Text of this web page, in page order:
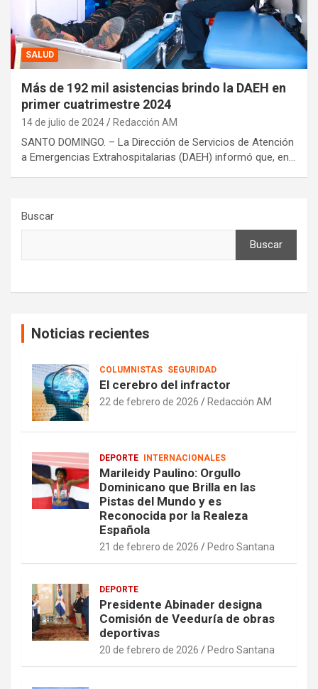
SALUD
Más de 192 mil asistencias brindo la DAEH en
primer cuatrimestre 2024
14 de julio de 2024 Redacción AM
SANTO DOMINGO. – La Dirección de Servicios de Atención
a Emergencias Extrahospitalarias (DAEH) informó que, en…
Buscar
Buscar
Noticias recientes
COLUMNISTAS SEGURIDAD
El cerebro del infractor
22 de febrero de 2026 Redacción AM
DEPORTE INTERNACIONALES
Marileidy Paulino: Orgullo
Dominicano que Brilla en las
Pistas del Mundo y es
Reconocida por la Realeza
Española
21 de febrero de 2026 Pedro Santana
DEPORTE
Presidente Abinader designa
Comisión de Veeduría de obras
deportivas
20 de febrero de 2026 Pedro Santana